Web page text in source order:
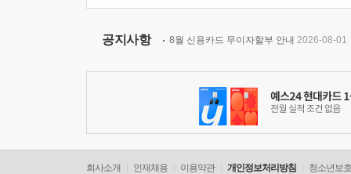
공지사항 8월 신용카드 무이자할부 안내 2026-08-01
회사소개 인재채용 이용약관 개인정보처리방침 청소년보